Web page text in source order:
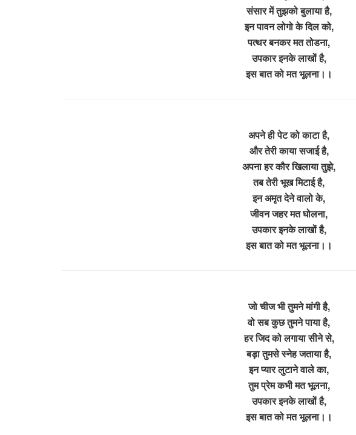
संसार में तुझको बुलाया है,
इन पावन लोगो के दिल को,
पत्थर बनकर मत तोडना,
उपकार इनके लाखों है,
इस बात को मत भूलना।।
अपने ही पेट को काटा है,
और तेरी काया सजाई है,
अपना हर कौर खिलाया तुझे,
तब तेरी भूख मिटाई है,
इन अमृत देने वालो के,
जीवन जहर मत घोलना,
उपकार इनके लाखों है,
इस बात को मत भूलना।।
जो चीज भी तुमने मांगी है,
वो सब कुछ तुमने पाया है,
हर जिद को लगाया सीने से,
बड़ा तुमसे स्नेह जताया है,
इन प्यार लुटाने वाले का,
तुम प्रेम कभी मत भूलना,
उपकार इनके लाखों है,
इस बात को मत भूलना।।